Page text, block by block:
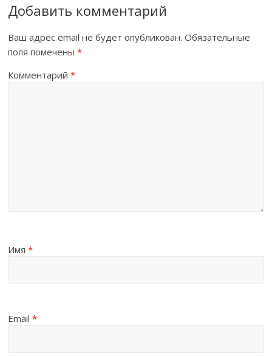
Добавить комментарий
Ваш адрес email не будет опубликован. Обязательные
поля помечены*
Комментарий*
Имя*
Email*